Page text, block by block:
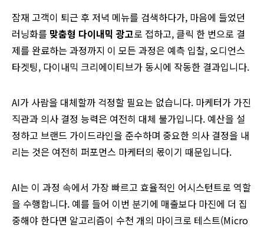
잠재 고객이 퇴근 후 저녁 메뉴를 검색하다가, 마음에 들었던
러닝화를 맞춤형 다이내믹 광고로 접하고, 클릭 한 번으로 결
제를 완료하는 과정까지 이 모든 과정은 예측 입찰, 오디언스
타겟팅, 다이내믹 크리에이티브가 동시에 작동한 결과입니다.
AI가 사람을 대체할까 걱정할 필요는 없습니다. 마케터가 가진
직관과 의사 결정 능력은 여전히 대체 불가입니다. 예산을 설
정하고 브랜드 가이드라인을 준수하며 중요한 의사 결정을 내
리는 것은 여전히 퍼포먼스 마케터의 몫이기 때문입니다.
AI는 이 과정 속에서 가장 빠르고 효율적인 어시스턴트로 역할
을 수행합니다. 예를 들어 이번 분기에 매출보다 마진에 더 집
중해야 한다면 알고리즘이 수천 개의 마이크로 테스트(Micro